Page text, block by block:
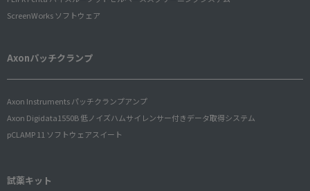
ScreenWorks ソフトウェア
Axonパッチクランプ
Axon Instruments パッチクランプアンプ
Axon Digidata1550B 低ノイズハムサイレンサー付きデータ取得システム
pCLAMP 11 ソフトウェアスイート
試薬キット